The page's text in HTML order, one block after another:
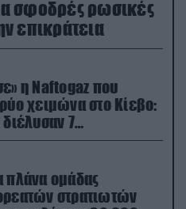
σφοδρές ρωσικές
επικράτεια
η Naftogaz που
χειμώνα στο Κίεβο:
7
του ουκρανικού
πλάνα ομάδας
στρατιωτών